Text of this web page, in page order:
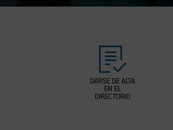
DARSE DE ALTA
EN EL
DIRECTORIO